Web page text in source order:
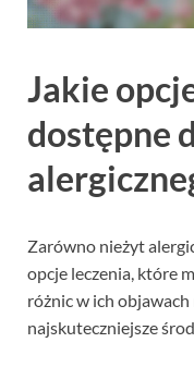
Jakie
dostępne
Zarówno nieżyt
opcje leczenia, które
różnic w ich
najskuteczniejsze